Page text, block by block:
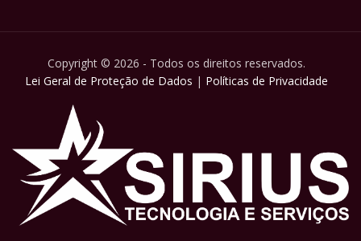
Copyright © 2026 - Todos os direitos reservados.
Lei Geral de Proteção de Dados | Políticas de Privacidade